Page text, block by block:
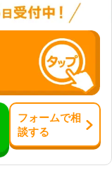
フォームで相
談する